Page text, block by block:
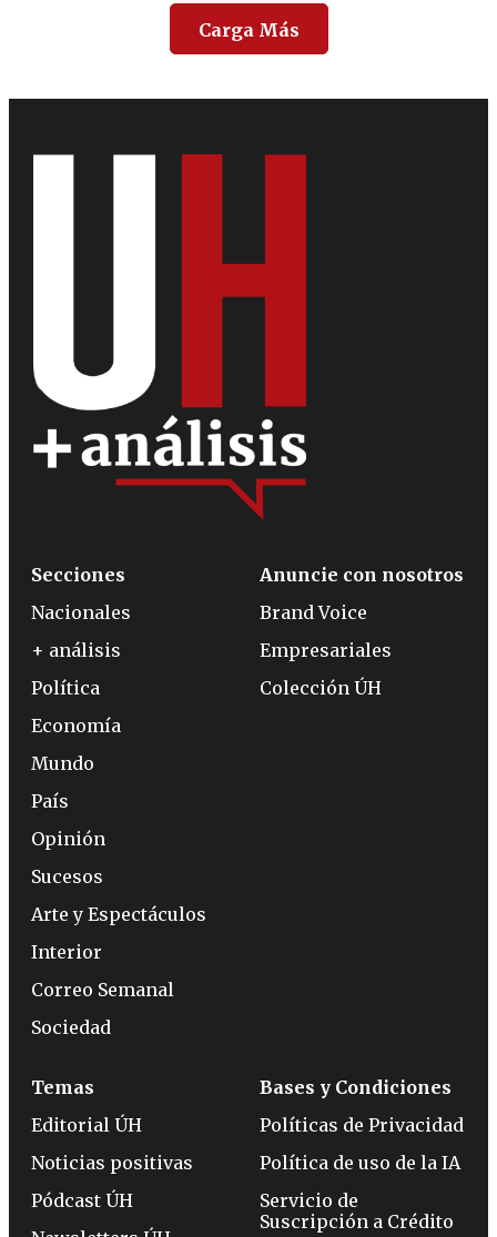
Carga Más
Secciones
Nacionales
+ análisis
Política
Economía
Mundo
País
Opinión
Sucesos
Arte y Espectáculos
Interior
Correo Semanal
Sociedad
Anuncie con nosotros
Brand Voice
Empresariales
Colección ÚH
Temas
Editorial ÚH
Noticias positivas
Pódcast ÚH
Bases y Condiciones
Políticas de Privacidad
Política de uso de la IA
Servicio de
Suscripción a Crédito